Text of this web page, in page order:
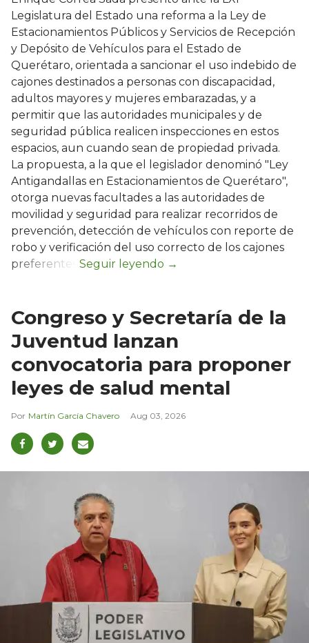
Legislatura del Estado una reforma a la Ley de
Estacionamientos Públicos y Servicios de Recepción
y Depósito de Vehículos para el Estado de
Querétaro, orientada a sancionar el uso indebido de
cajones destinados a personas con discapacidad,
adultos mayores y mujeres embarazadas, y a
permitir que las autoridades municipales y de
seguridad pública realicen inspecciones en estos
espacios, aun cuando sean de propiedad privada.
La propuesta, a la que el legislador denominó "Ley
Antigandallas en Estacionamientos de Querétaro",
otorga nuevas facultades a las autoridades de
movilidad y seguridad para realizar recorridos de
prevención, detección de vehículos con reporte de
robo y verificación del uso correcto de los cajones
preferentes.
Congreso y Secretaría de la
Juventud lanzan
convocatoria para proponer
leyes de salud mental
Martín García Chavero Aug 03, 2026